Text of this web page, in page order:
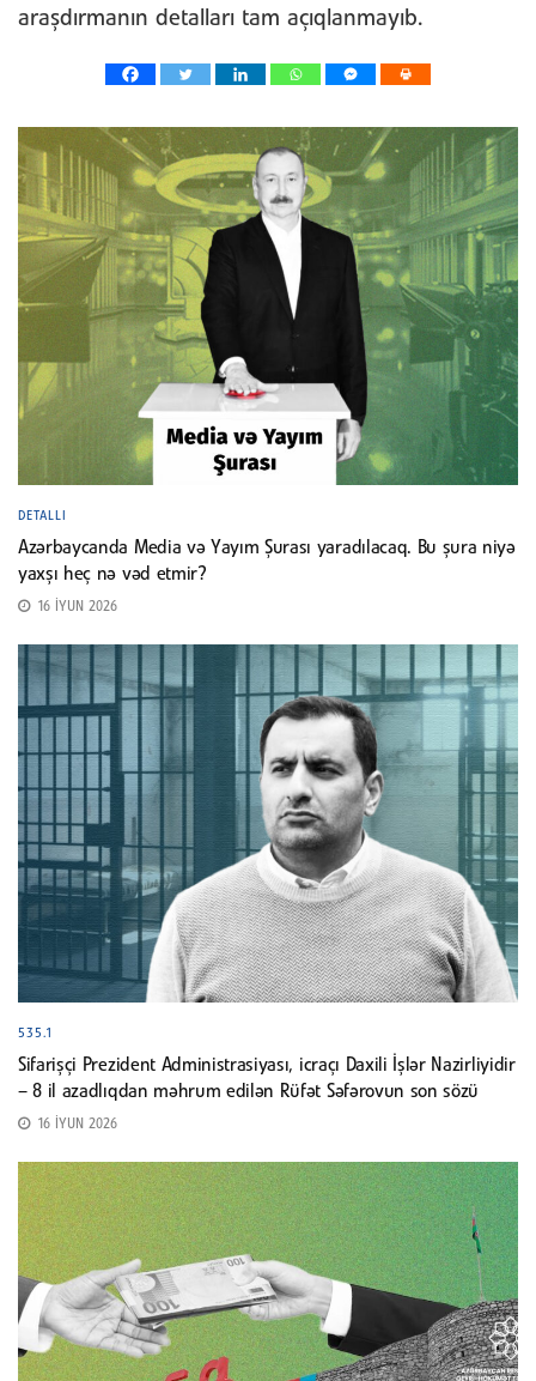
araşdırmanın detalları tam açıqlanmayıb.
DETALLI
Azərbaycanda Media və Yayım Şurası yaradılacaq. Bu şura niyə
yaxşı heç nə vəd etmir?
16 İYUN 2026
535.1
Sifarişçi Prezident Administrasiyası, icraçı Daxili İşlər Nazirliyidir
– 8 il azadlıqdan məhrum edilən Rüfət Səfərovun son sözü
16 İYUN 2026